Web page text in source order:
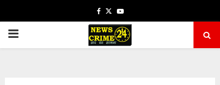
Facebook
TwitterYoutube
PRIMARY